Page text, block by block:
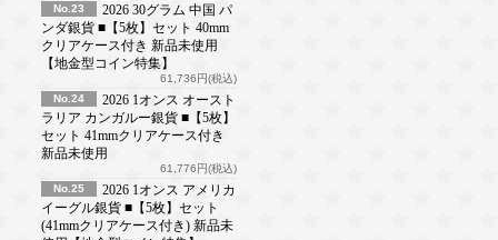
No.23
2026 30グラム 中国 パ
ンダ銀貨 ■【5枚】セット 40mm
クリアケース付き 新品未使用
【地金型コイン特集】
61,736円(税込)
No.24
2026 1オンス オースト
ラリア カンガルー銀貨 ■【5枚】
セット 41mmクリアケース付き
新品未使用
61,776円(税込)
No.25
2026 1オンス アメリカ
イーグル銀貨 ■【5枚】セット
(41mmクリアケース付き) 新品未